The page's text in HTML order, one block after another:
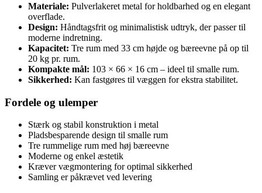
Materiale: Pulverlakeret metal for holdbarhed og en elegant
overflade.
Design: Håndtagsfrit og minimalistisk udtryk, der passer til
moderne indretning.
Kapacitet: Tre rum med 33 cm højde og bæreevne på op til
20 kg pr. rum.
Kompakte mål: 103 × 66 × 16 cm – ideel til smalle rum.
Sikkerhed: Kan fastgøres til væggen for ekstra stabilitet.
Fordele og ulemper
Stærk og stabil konstruktion i metal
Pladsbesparende design til smalle rum
Tre rummelige rum med høj bæreevne
Moderne og enkel æstetik
Kræver vægmontering for optimal sikkerhed
Samling er påkrævet ved levering